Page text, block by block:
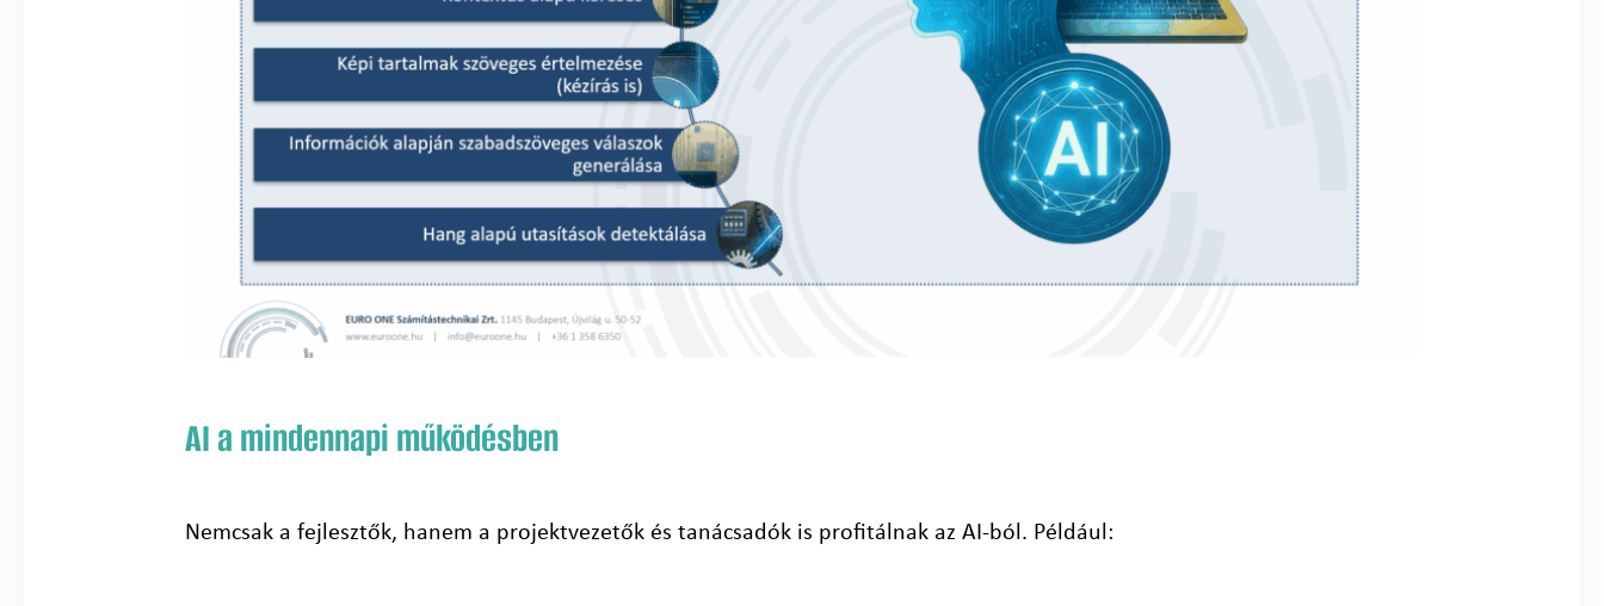
AI a mindennapi működésben
Nemcsak a fejlesztők, hanem a projektvezetők és tanácsadók is profitálnak az AI-ból. Például: